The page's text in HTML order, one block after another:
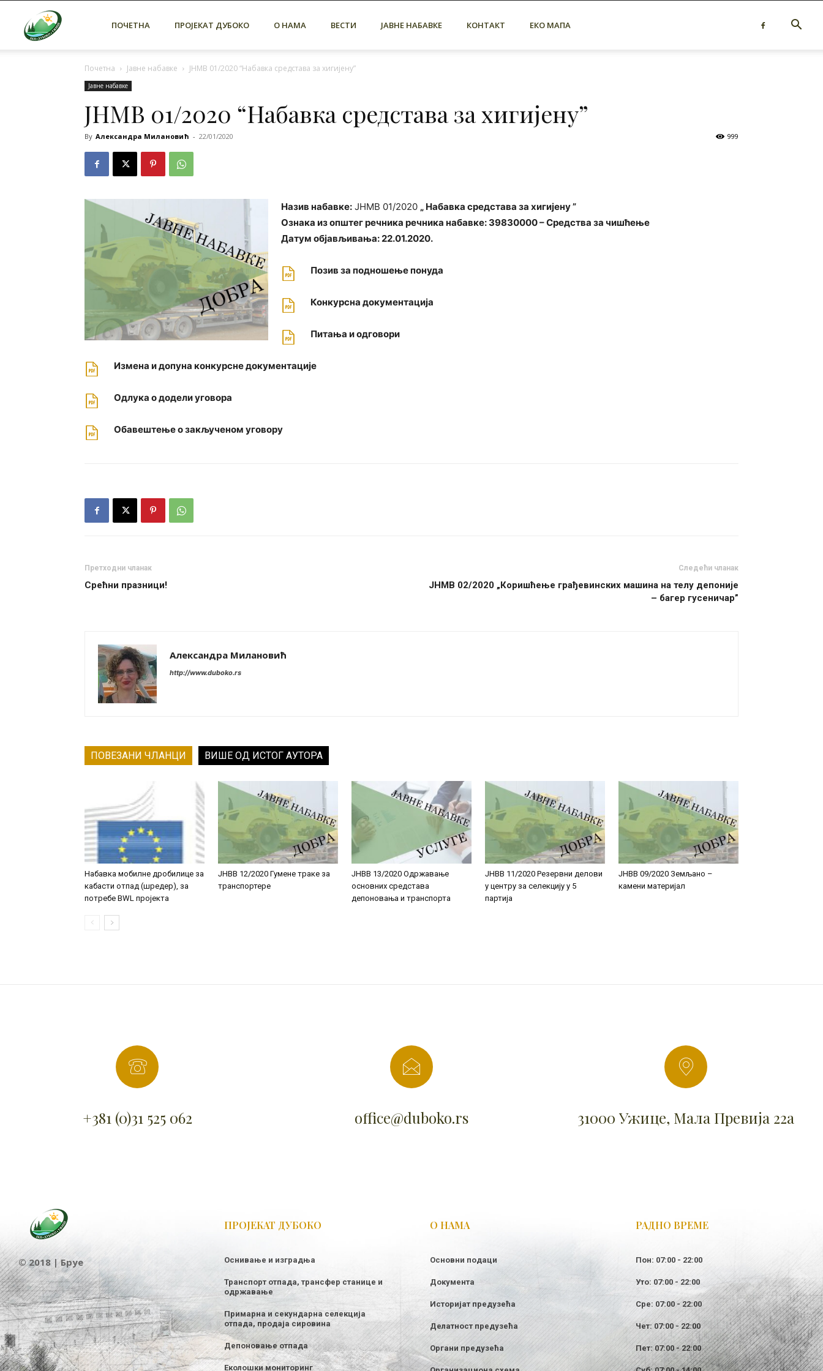
Дубоко
Ужице
ПОЧЕТНА ПРОЈЕКАТ ДУБОКО О НАМА ВЕСТИ ЈАВНЕ НАБАВКЕ КОНТАКТ ЕКО МАПА
Почетна Јавне набавке ЈНМВ 01/2020 “Набавка средстава за хигијену”
Јавне набавке
ЈНМВ 01/2020 “Набавка средстава за хигијену”
By Александра Милановић - 22/01/2020 999
Назив набавке: ЈНМВ 01/2020 „ Набавка средстава за хигијену ”
Ознака из општег речника речника набавке: 39830000 – Средства за чишћење
Датум објављивања:22.01.2020.
Позив за подношење понуда
Конкурсна документацијa
Питања и одговoри
Измена и допуна конкурсне документације
Одлука о додели уговора
Обавештење о закљученом уговору
Претходни чланак
Срећни празници!
Следећи чланак
ЈНМВ 02/2020 „Коришћење грађевинских машина на телу депоније
– багер гусеничар”
Александра Милановић
http://www.duboko.rs
ПОВЕЗАНИ ЧЛАНЦИ ВИШЕ ОД ИСТОГ АУТОРА
Набавка мобилне дробилице за
кабасти отпад (шредер), за
потребе BWL пројекта
JНВВ 12/2020 Гумене траке за
транспортере
JНВВ 13/2020 Oдржавање
основних средстава
депоновања и транспорта
ЈНВВ 11/2020 Резервни делови
у центру за селекцију у 5
партија
ЈНВВ 09/2020 Земљано –
камени материјал
+381 (0)31 525 062 office@duboko.rs 31000 Ужице, Мала Превија 22а
© 2018 | Бруе
ПРОЈЕКАТ ДУБОКО
Оснивање и изградња
Транспорт отпада, трансфер станице и
одржавање
Примарна и секундарна селекција
отпада, продаја сировина
Депоновање отпада
Еколошки мониторинг
О НАМА
Основни подаци
Документа
Историјат предузећа
Делатност предузећа
Органи предузећа
РАДНО ВРЕМЕ
Пон: 07:00 - 22:00
Уто: 07:00 - 22:00
Сре: 07:00 - 22:00
Чет: 07:00 - 22:00
Пет: 07:00 - 22:00